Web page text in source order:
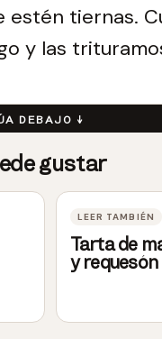
estén tiernas.
y las
Tarta de
y requesón